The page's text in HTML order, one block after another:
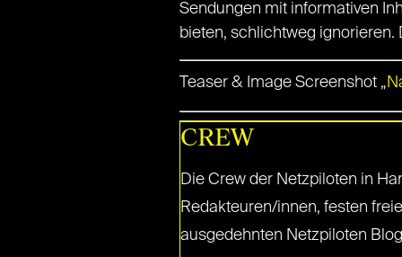
Sendungen mit informativen
bieten, schlichtweg
Teaser & Image Screenshot „
CREW
Die Crew der Netzpiloten in
Redakteuren/innen, festen
ausgedehnten Netzpiloten